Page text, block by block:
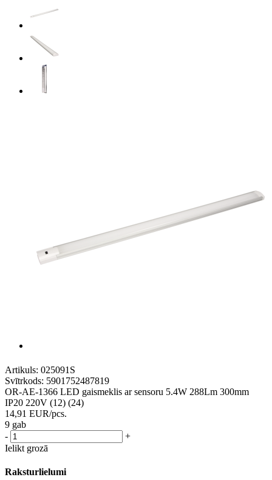
Artikuls: 025091S
Svītrkods: 5901752487819
OR-AE-1366 LED gaismeklis ar sensoru 5.4W 288Lm 300mm
IP20 220V (12) (24)
14,91 EUR/pcs.
9 gab
-
+
Ielikt grozā
Raksturlielumi